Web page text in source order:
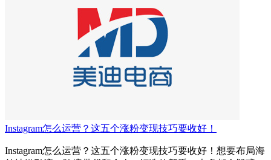
Instagram怎么运营？这五个涨粉变现技巧要收好！
Instagram怎么运营？这五个涨粉变现技巧要收好！想要布局海